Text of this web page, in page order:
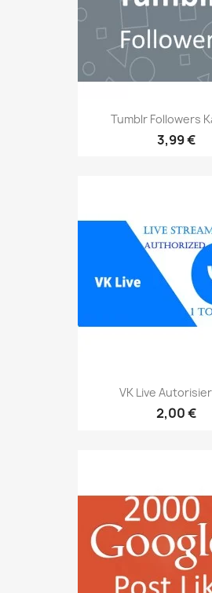
Tumblr Followers
3,99 €
VK Live
2,00 €